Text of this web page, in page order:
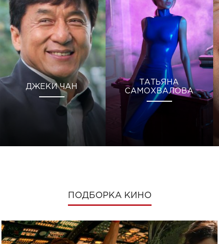
ДЖЕКИ ЧАН
ТАТЬЯНА
САМОХВАЛОВА
ПОДБОРКА КИНО